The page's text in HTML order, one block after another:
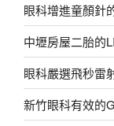
眼科增進童顏針
中壢房屋二胎的
眼科嚴選飛秒雷
新竹眼科有效的